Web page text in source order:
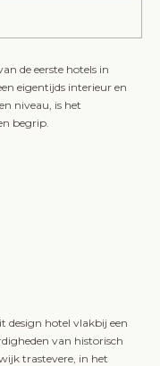
de eerste hotels in
eigentijds interieur en
niveau, is het
begrip.
design hotel vlakbij een
van historisch
trastevere, in het